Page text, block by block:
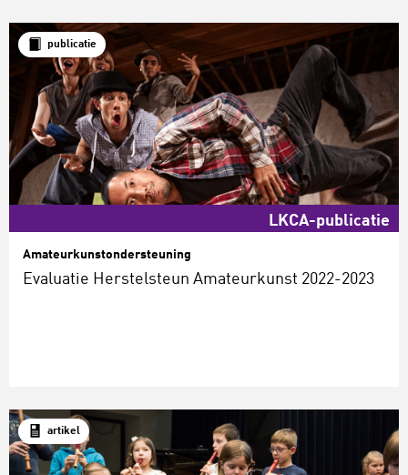
publicatie
LKCA-publicatie
Amateurkunstondersteuning
Evaluatie Herstelsteun Amateurkunst 2022-2023
artikel